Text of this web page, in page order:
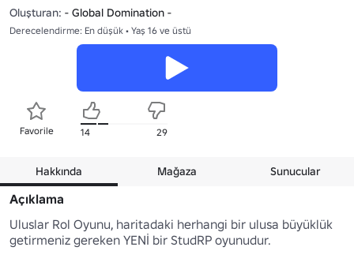
Oluşturan: - Global Domination -
Derecelendirme: En düşük • Yaş 16 ve üstü
Favorile 14 29
Hakkında Mağaza Sunucular
Açıklama
Uluslar Rol Oyunu, haritadaki herhangi bir ulusa büyüklük
getirmeniz gereken YENİ bir StudRP oyunudur.